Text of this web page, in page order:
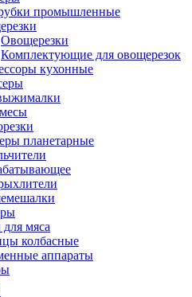
промышленные
Овощерезки
Комплектующие для овощерезок
кухонные
планетарные
мяса
колбасные
аппараты